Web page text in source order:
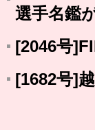
選手名鑑
[2046号
[1682号]